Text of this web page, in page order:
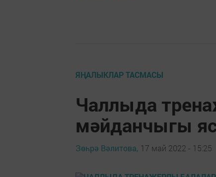
ЯҢАЛЫКЛАР ТАСМАСЫ
Чаллыда
мәйданчыгы
Зөһрә Вәлитова, 17 май 2022 - 15:25